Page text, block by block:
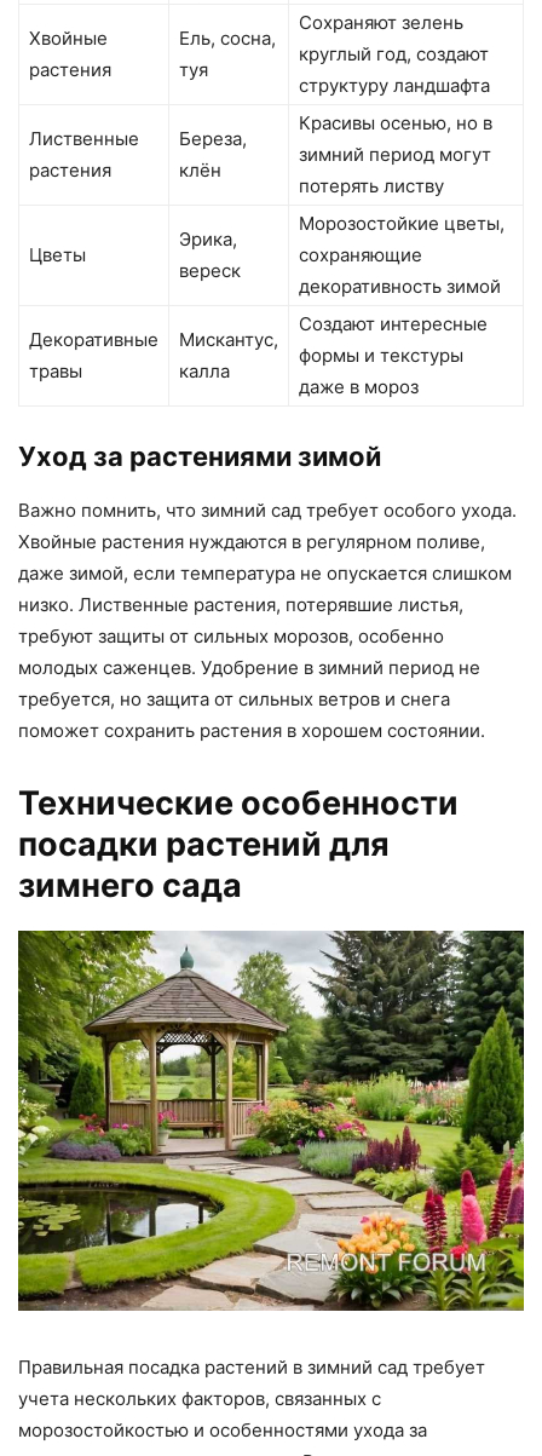
Хвойные
растения
Ель, сосна,
туя
Сохраняют зелень
круглый год, создают
структуру ландшафта
Лиственные
растения
Береза,
клён
Красивы осенью, но в
зимний период могут
потерять листву
Цветы
Эрика,
вереск
Морозостойкие цветы,
сохраняющие
декоративность зимой
Декоративные
травы
Мискантус,
калла
Создают интересные
формы и текстуры
даже в мороз
Уход за растениями зимой
Важно помнить, что зимний сад требует особого ухода.
Хвойные растения нуждаются в регулярном поливе,
даже зимой, если температура не опускается слишком
низко. Лиственные растения, потерявшие листья,
требуют защиты от сильных морозов, особенно
молодых саженцев. Удобрение в зимний период не
требуется, но защита от сильных ветров и снега
поможет сохранить растения в хорошем состоянии.
Технические особенности
посадки растений для
зимнего сада
Правильная посадка растений в зимний сад требует
учета нескольких факторов, связанных с
морозостойкостью и особенностями ухода за